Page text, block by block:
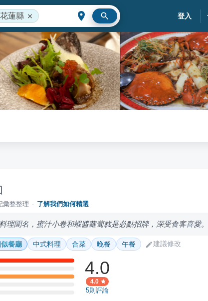
花蓮縣 登入
彙整整理 · 了解我們如何精選
理聞名，蜜汁小卷和蝦醬蘿蔔糕是必點招牌，深受食客喜愛。
餐廳 中式料理 合菜 晚餐 午餐 建議修改
4.0
4.0
5則評論